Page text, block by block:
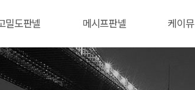
밀도판넬 메시프판넬 케이뮤